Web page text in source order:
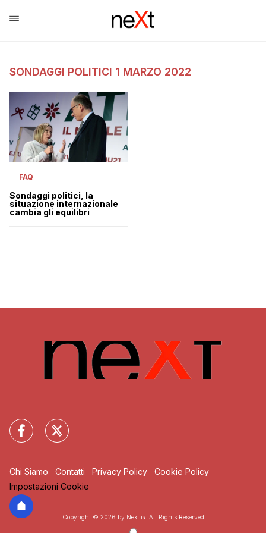
SONDAGGI POLITICI 1 MARZO 2022
FAQ
Sondaggi politici, la
situazione internazionale
cambia gli equilibri
Chi Siamo Contatti Privacy Policy
Cookie Policy
Impostazioni Cookie
Copyright © 2026 by Nexilia. All Rights Reserved